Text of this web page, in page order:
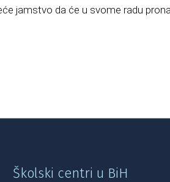
jamstvo da će u svome radu
Školski centri u BiH